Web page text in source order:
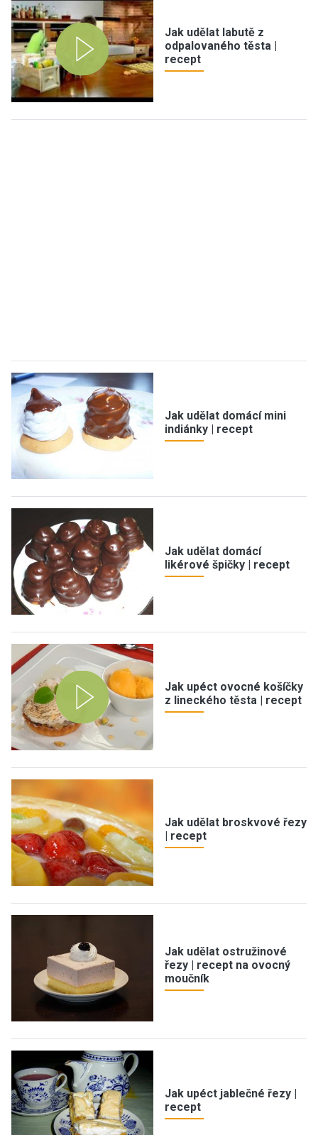
Jak udělat labutě z
odpalovaného těsta |
recept
Jak udělat domácí mini
indiánky | recept
Jak udělat domácí
likérové špičky | recept
Jak upéct ovocné košíčky
z lineckého těsta | recept
Jak udělat broskvové řezy
| recept
Jak udělat ostružinové
řezy | recept na ovocný
moučník
Jak upéct jablečné řezy |
recept